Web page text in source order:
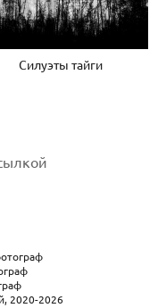
Силуэты тайги
2020-2026